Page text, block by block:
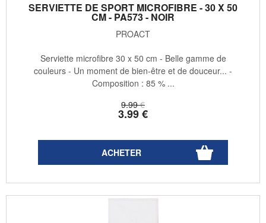
SERVIETTE DE SPORT MICROFIBRE - 30 X 50
CM - PA573 - NOIR
PROACT
9.99 €
3.99€
Serviette microfibre 30 x 50 cm - Belle gamme de
couleurs - Un moment de bien-être et de douceur... -
Composition : 85 % ...